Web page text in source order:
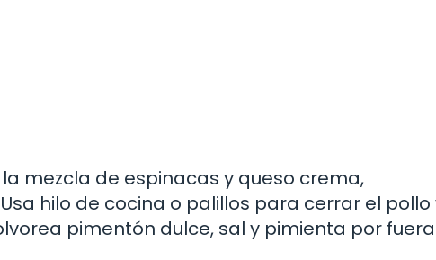
mezcla de espinacas y queso crema,
hilo de cocina o palillos para cerrar el pollo
pimentón dulce, sal y pimienta por